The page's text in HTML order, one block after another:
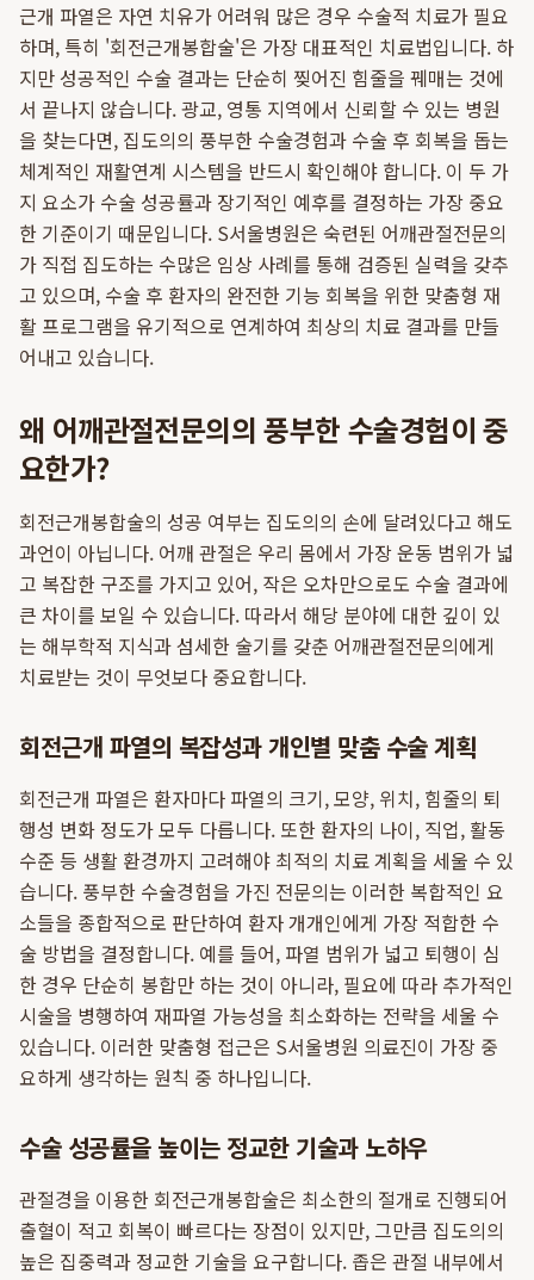
근개 파열은 자연 치유가 어려워 많은 경우 수술적 치료가 필요
하며, 특히 '회전근개봉합술'은 가장 대표적인 치료법입니다. 하
지만 성공적인 수술 결과는 단순히 찢어진 힘줄을 꿰매는 것에
서 끝나지 않습니다. 광교, 영통 지역에서 신뢰할 수 있는 병원
을 찾는다면, 집도의의 풍부한 수술경험과 수술 후 회복을 돕는
체계적인 재활연계 시스템을 반드시 확인해야 합니다. 이 두 가
지 요소가 수술 성공률과 장기적인 예후를 결정하는 가장 중요
한 기준이기 때문입니다. S서울병원은 숙련된 어깨관절전문의
가 직접 집도하는 수많은 임상 사례를 통해 검증된 실력을 갖추
고 있으며, 수술 후 환자의 완전한 기능 회복을 위한 맞춤형 재
활 프로그램을 유기적으로 연계하여 최상의 치료 결과를 만들
어내고 있습니다.
왜 어깨관절전문의의 풍부한 수술경험이 중
요한가?
회전근개봉합술의 성공 여부는 집도의의 손에 달려있다고 해도
과언이 아닙니다. 어깨 관절은 우리 몸에서 가장 운동 범위가 넓
고 복잡한 구조를 가지고 있어, 작은 오차만으로도 수술 결과에
큰 차이를 보일 수 있습니다. 따라서 해당 분야에 대한 깊이 있
는 해부학적 지식과 섬세한 술기를 갖춘 어깨관절전문의에게
치료받는 것이 무엇보다 중요합니다.
회전근개 파열의 복잡성과 개인별 맞춤 수술 계획
회전근개 파열은 환자마다 파열의 크기, 모양, 위치, 힘줄의 퇴
행성 변화 정도가 모두 다릅니다. 또한 환자의 나이, 직업, 활동
수준 등 생활 환경까지 고려해야 최적의 치료 계획을 세울 수 있
습니다. 풍부한 수술경험을 가진 전문의는 이러한 복합적인 요
소들을 종합적으로 판단하여 환자 개개인에게 가장 적합한 수
술 방법을 결정합니다. 예를 들어, 파열 범위가 넓고 퇴행이 심
한 경우 단순히 봉합만 하는 것이 아니라, 필요에 따라 추가적인
시술을 병행하여 재파열 가능성을 최소화하는 전략을 세울 수
있습니다. 이러한 맞춤형 접근은 S서울병원 의료진이 가장 중
요하게 생각하는 원칙 중 하나입니다.
수술 성공률을 높이는 정교한 기술과 노하우
관절경을 이용한 회전근개봉합술은 최소한의 절개로 진행되어
출혈이 적고 회복이 빠르다는 장점이 있지만, 그만큼 집도의의
높은 집중력과 정교한 기술을 요구합니다. 좁은 관절 내부에서